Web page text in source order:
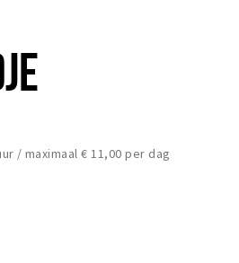
/ maximaal € 11,00 per dag